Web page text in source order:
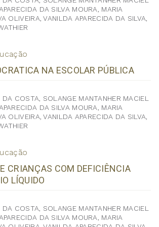
DA SILVA MOURA, MARIA
OLIVEIRA, VANILDA APARECIDA DA SILVA,
NA ESCOLAR PÚBLICA
DA COSTA, SOLANGE MANTANHER MACIEL
DA SILVA MOURA, MARIA
OLIVEIRA, VANILDA APARECIDA DA SILVA,
CRIANÇAS COM DEFICIÊNCIA
LÍQUIDO
DA COSTA, SOLANGE MANTANHER MACIEL
DA SILVA MOURA, MARIA